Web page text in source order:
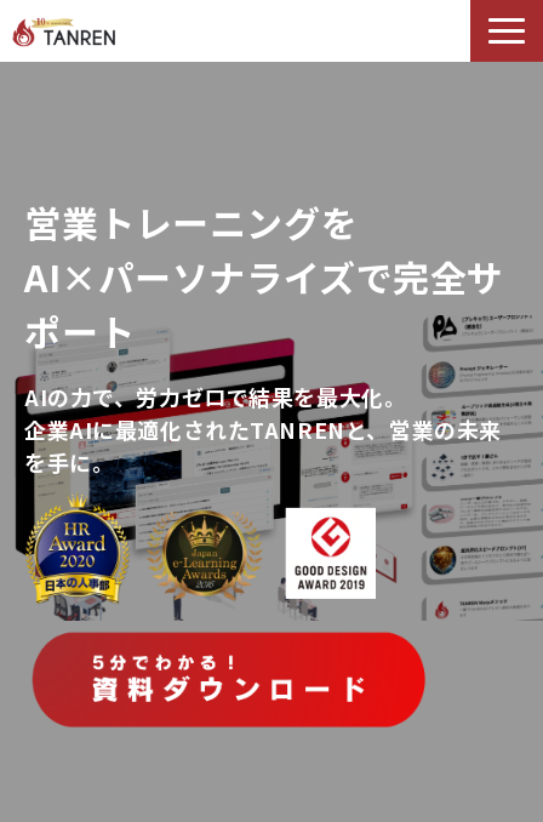
導入事例
セミナー
料金・プラン
ブログ
Podcast
営業トレーニングを
AI×パーソナライズで完全サ
ポート
AIの力で、労力ゼロで結果を最大化。
企業AIに最適化されたTANRENと、営業の未来
を手に。